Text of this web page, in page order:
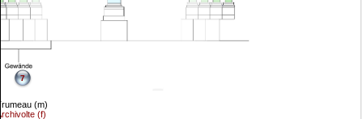
(m)
(f)
7